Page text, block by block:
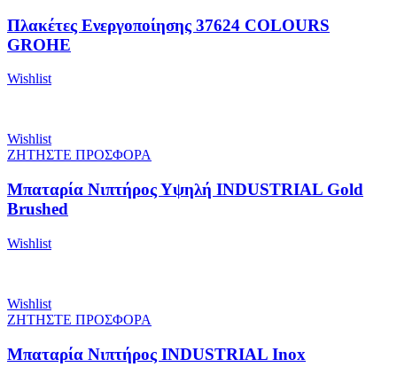
Πλακέτες Ενεργοποίησης 37624 COLOURS
GROHE
Wishlist
Wishlist
ΖΗΤΗΣΤΕ ΠΡΟΣΦΟΡΑ
Μπαταρία Νιπτήρος Υψηλή INDUSTRIAL Gold
Brushed
Wishlist
Wishlist
ΖΗΤΗΣΤΕ ΠΡΟΣΦΟΡΑ
Μπαταρία Νιπτήρος INDUSTRIAL Inox